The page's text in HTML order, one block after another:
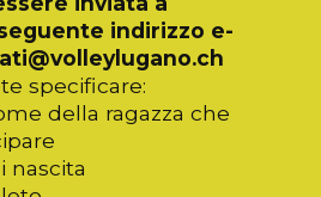
indirizzo e-
specificare:
della ragazza che
nascita